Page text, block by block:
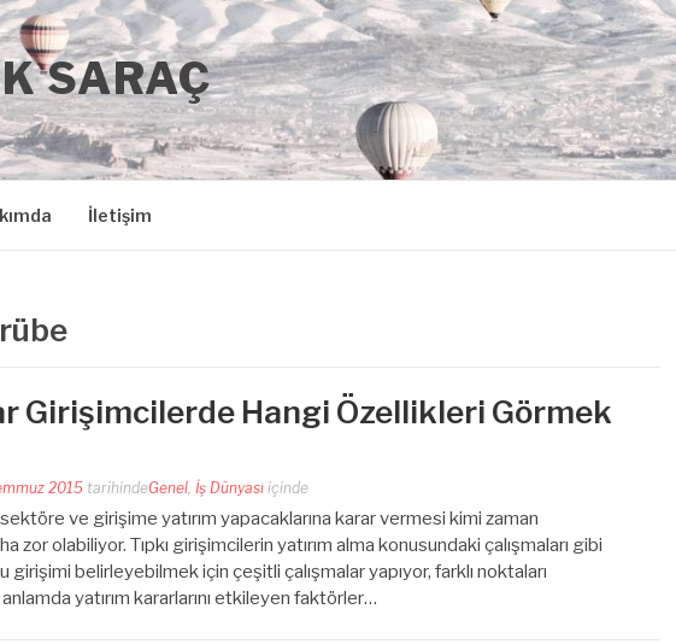
SARAÇ
İletişim
Girişimcilerde Hangi Özellikleri Görmek
2015 tarihindeGenel, İş Dünyası içinde
sektöre ve girişime yatırım yapacaklarına karar vermesi kimi zaman
zor olabiliyor. Tıpkı girişimcilerin yatırım alma konusundaki çalışmaları gibi
girişimi belirleyebilmek için çeşitli çalışmalar yapıyor, farklı noktaları
yatırım kararlarını etkileyen faktörler…